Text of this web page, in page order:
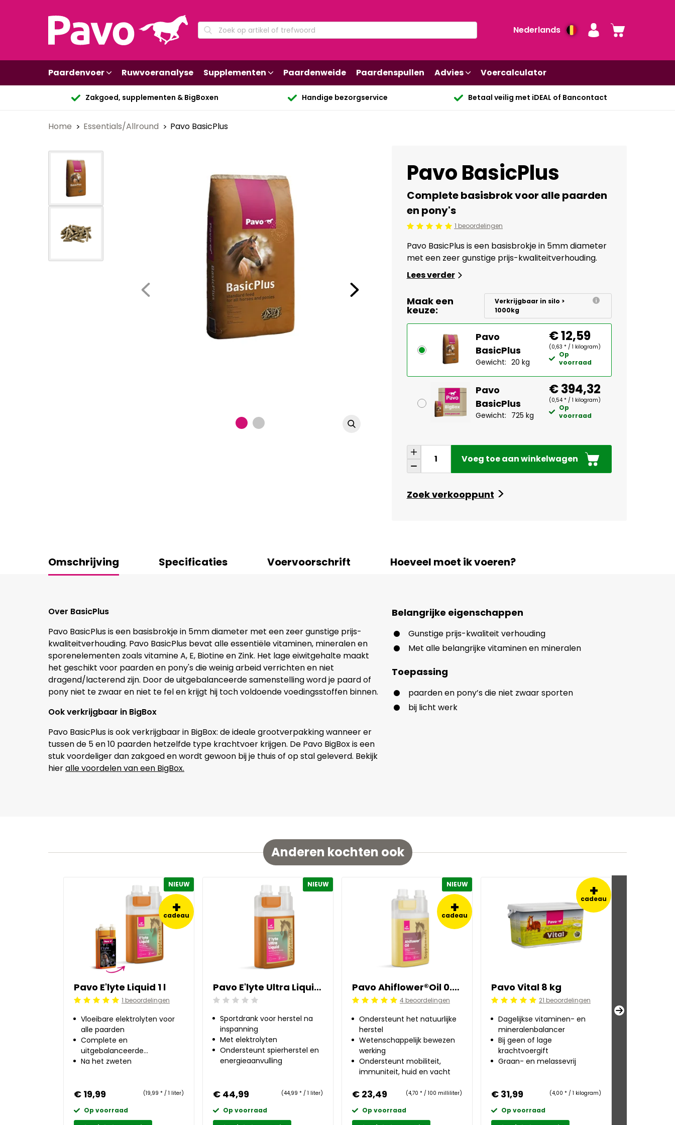
Nederlands
Paardenvoer Ruwvoeranalyse Supplementen Paardenweide Paardenspullen Advies Voercalculator
Zakgoed, supplementen & BigBoxen Handige bezorgservice Betaal veilig met iDEAL of Bancontact
Home Essentials/Allround Pavo BasicPlus
Pavo BasicPlus
Complete basisbrok voor alle paarden
en pony's
Beoordeling: 5/5 1 beoordelingen
Pavo BasicPlus is een basisbrokje in 5mm diameter
met een zeer gunstige prijs-kwaliteitverhouding.
Lees verder
Maak een
keuze:
Verkrijgbaar in silo >
1000kg
Pavo
BasicPlus
Gewicht: 20 kg
€ 12,59
(0,63 * / 1 kilogram)
Op
voorraad
Pavo
BasicPlus
Gewicht: 725 kg
€ 394,32
(0,54 * / 1 kilogram)
Op
voorraad
Voeg toe aan winkelwagen
Zoek verkooppunt >
Omschrijving Specificaties Voervoorschrift Hoeveel moet ik voeren?
Over BasicPlus
Pavo BasicPlus is een basisbrokje in 5mm diameter met een zeer gunstige prijs-
kwaliteitverhouding. Pavo BasicPlus bevat alle essentiële vitaminen, mineralen en
sporenelementen zoals vitamine A, E, Biotine en Zink. Het lage eiwitgehalte maakt
het geschikt voor paarden en pony's die weinig arbeid verrichten en niet
dragend/lacterend zijn. Door de uitgebalanceerde samenstelling word je paard of
pony niet te zwaar en niet te fel en krijgt hij toch voldoende voedingsstoffen binnen.
Ook verkrijgbaar in BigBox
Pavo BasicPlus is ook verkrijgbaar in BigBox: de ideale grootverpakking wanneer er
tussen de 5 en 10 paarden hetzelfde type krachtvoer krijgen. De Pavo BigBox is een
stuk voordeliger dan zakgoed en wordt gewoon bij je thuis of op stal geleverd. Bekijk
hieralle voordelen van een BigBox.
Belangrijke eigenschappen
Gunstige prijs-kwaliteit verhouding
Met alle belangrijke vitaminen en mineralen
Toepassing
paarden en pony’s die niet zwaar sporten
bij licht werk
Anderen kochten ook
NIEUW
+
cadeau
Pavo E'lyte Liquid 1 l
Beoordeling: 5/51 beoordelingen
Vloeibare elektrolyten voor
alle paarden
Complete en
uitgebalanceerde
elektrolytenmix
Na het zweten
€ 19,99 (19,99 * / 1 liter)
Op voorraad
NIEUW
Pavo E'lyte Ultra Liquid 1 l
Beoordeling: 0/5
Sportdrank voor herstel na
inspanning
Met elektrolyten
Ondersteunt spierherstel en
energieaanvulling
€ 44,99 (44,99 * / 1 liter)
Op voorraad
NIEUW
+
cadeau
Pavo Ahiflower®Oil 0.5 l
Beoordeling: 5/54 beoordelingen
Ondersteunt het natuurlijke
herstel
Wetenschappelijk bewezen
werking
Ondersteunt mobiliteit,
immuniteit, huid en vacht
€ 23,49 (4,70 * / 100 milliliter)
Op voorraad
+
cadeau
Pavo Vital 8 kg
Beoordeling: 5/521 beoordelingen
Dagelijkse vitaminen- en
mineralenbalancer
Bij geen of lage
krachtvoergift
Graan- en melassevrij
€ 31,99 (4,00 * / 1 kilogram)
Op voorraad